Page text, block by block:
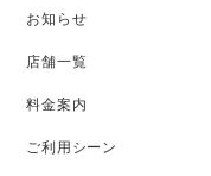
お知らせ
店舗一覧
料金案内
ご利用シーン